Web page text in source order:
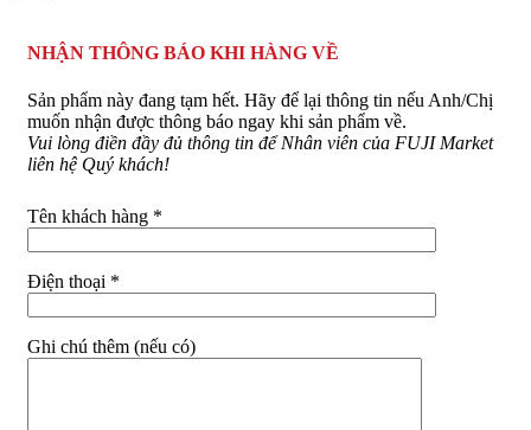
NHẬN THÔNG BÁO KHI HÀNG VỀ
Sản phẩm này đang tạm hết. Hãy để lại thông tin nếu Anh/Chị
muốn nhận được thông báo ngay khi sản phẩm về.
Vui lòng điền đầy đủ thông tin để Nhân viên của FUJI Market
liên hệ Quý khách!
Tên khách hàng *
Điện thoại *
Ghi chú thêm (nếu có)